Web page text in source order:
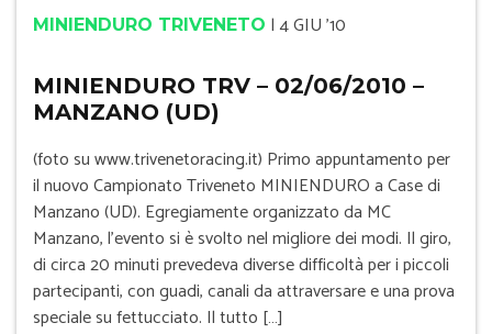
MINIENDURO TRIVENETO | 4 GIU '10
MINIENDURO TRV – 02/06/2010 –
MANZANO (UD)
(foto su www.trivenetoracing.it) Primo appuntamento per
il nuovo Campionato Triveneto MINIENDURO a Case di
Manzano (UD). Egregiamente organizzato da MC
Manzano, l’evento si è svolto nel migliore dei modi. Il giro,
di circa 20 minuti prevedeva diverse difficoltà per i piccoli
partecipanti, con guadi, canali da attraversare e una prova
speciale su fettucciato. Il tutto […]